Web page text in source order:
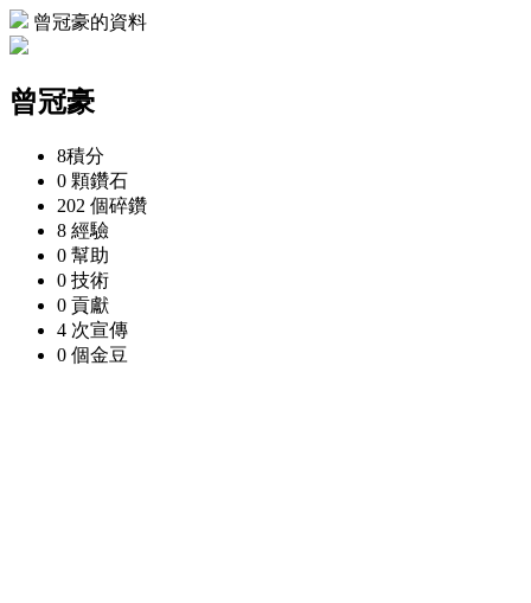
曾冠豪的資料
曾冠豪
8積分
0 顆鑽石
202 個碎鑽
8 經驗
0 幫助
0 技術
0 貢獻
4 次宣傳
0 個金豆